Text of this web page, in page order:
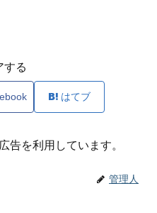
する
はてブ
告を利用しています。
管理人